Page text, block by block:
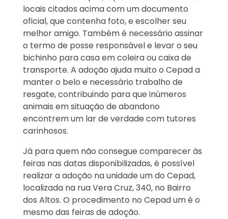
locais citados acima com um documento
oficial, que contenha foto, e escolher seu
melhor amigo. Também é necessário assinar
o termo de posse responsável e levar o seu
bichinho para casa em coleira ou caixa de
transporte. A adoção ajuda muito o Cepad a
manter o belo e necessário trabalho de
resgate, contribuindo para que inúmeros
animais em situação de abandono
encontrem um lar de verdade com tutores
carinhosos.
Já para quem não consegue comparecer às
feiras nas datas disponibilizadas, é possível
realizar a adoção na unidade um do Cepad,
localizada na rua Vera Cruz, 340, no Bairro
dos Altos. O procedimento no Cepad um é o
mesmo das feiras de adoção.